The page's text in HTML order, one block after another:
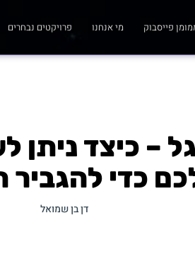
פייסבוק מי אנחנו פרויקטים נבחרים
– כיצד ניתן
כדי להגביר
דן בן שמואל